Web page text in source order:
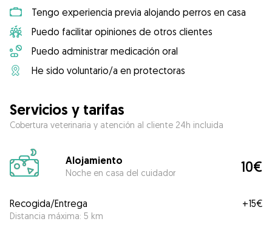
Tengo experiencia previa alojando perros en casa
Puedo facilitar opiniones de otros clientes
Puedo administrar medicación oral
He sido voluntario/a en protectoras
Servicios y tarifas
Cobertura veterinaria y atención al cliente 24h incluida
Alojamiento
Noche en casa del cuidador 10€
Recogida/Entrega
Distancia máxima: 5 km
+15€